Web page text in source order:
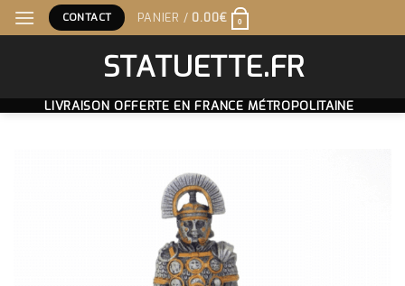
Skip
to
CONTACT PANIER / 0.00€ 0
STATUETTE.FR
LIVRAISON OFFERTE EN FRANCE MÉTROPOLITAINE